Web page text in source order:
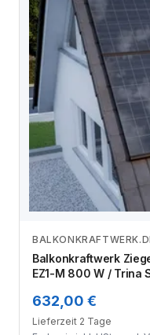
Balkonkraftwerk
EZ1-M 800 W / Trina
2 Module
632,00 €
Lieferzeit 2 Tage